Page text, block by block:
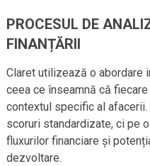
PROCESUL DE
FINANȚĂRII
Claret utilizează o abordare
ceea ce înseamnă că
contextul specific al
scoruri standardizate, ci pe
fluxurilor financiare și
dezvoltare.